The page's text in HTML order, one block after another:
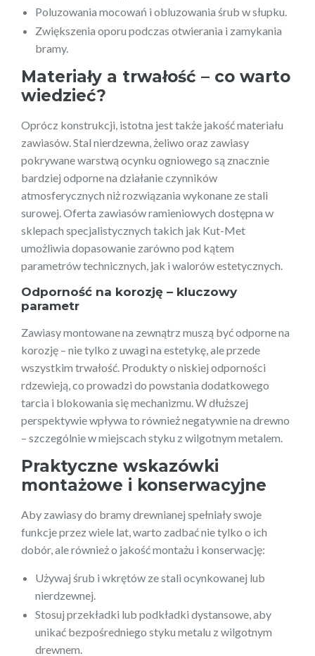
Poluzowania mocowań i obluzowania śrub w słupku.
Zwiększenia oporu podczas otwierania i zamykania
bramy.
Materiały a trwałość – co warto
wiedzieć?
Oprócz konstrukcji, istotna jest także jakość materiału
zawiasów. Stal nierdzewna, żeliwo oraz zawiasy
pokrywane warstwą ocynku ogniowego są znacznie
bardziej odporne na działanie czynników
atmosferycznych niż rozwiązania wykonane ze stali
surowej. Oferta zawiasów ramieniowych dostępna w
sklepach specjalistycznych takich jak Kut-Met
umożliwia dopasowanie zarówno pod kątem
parametrów technicznych, jak i walorów estetycznych.
Odporność na korozję – kluczowy
parametr
Zawiasy montowane na zewnątrz muszą być odporne na
korozję – nie tylko z uwagi na estetykę, ale przede
wszystkim trwałość. Produkty o niskiej odporności
rdzewieją, co prowadzi do powstania dodatkowego
tarcia i blokowania się mechanizmu. W dłuższej
perspektywie wpływa to również negatywnie na drewno
– szczególnie w miejscach styku z wilgotnym metalem.
Praktyczne wskazówki
montażowe i konserwacyjne
Aby zawiasy do bramy drewnianej spełniały swoje
funkcje przez wiele lat, warto zadbać nie tylko o ich
dobór, ale również o jakość montażu i konserwację:
Używaj śrub i wkrętów ze stali ocynkowanej lub
nierdzewnej.
Stosuj przekładki lub podkładki dystansowe, aby
unikać bezpośredniego styku metalu z wilgotnym
drewnem.